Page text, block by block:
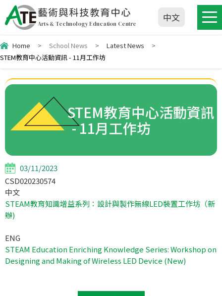
藝術與科技教育中心
Arts & Technology Education Centre
中文
Home > School News > Latest News
>
STEM教育中心活動資訊 - 11月工作坊
STEM教育中心活動資訊
- 11月工作坊
03/11/2023
CSD020230574
中文
STEAM教育知識增益系列：設計與製作無線LED裝置工作坊（新
辦)
ENG
STEAM Education Enriching Knowledge Series: Workshop on
Designing and Making of Wireless LED Device (New)